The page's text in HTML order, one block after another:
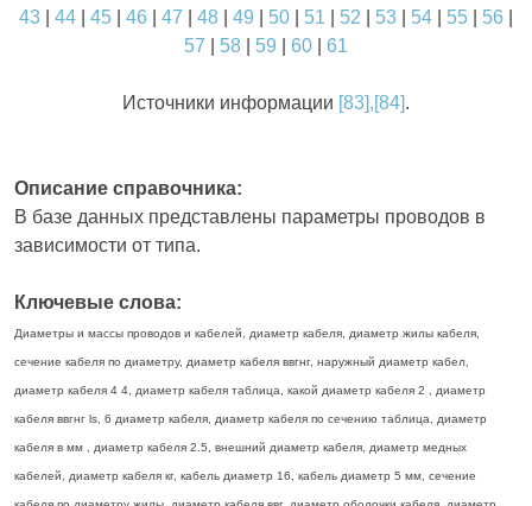
43 44 45 46 47 48 49 50 51 52 53 54 55 56
57
58 59 60 61
Источники информации [83],[84].
Описание справочника:
В базе данных представлены параметры проводов в
зависимости от типа.
Ключевые слова:
Диаметры и массы проводов и кабелей, диаметр кабеля, диаметр жилы кабеля,
сечение кабеля по диаметру, диаметр кабеля ввгнг, наружный диаметр кабел,
диаметр кабеля 4 4, диаметр кабеля таблица, какой диаметр кабеля 2 , диаметр
кабеля ввгнг ls, 6 диаметр кабеля, диаметр кабеля по сечению таблица, диаметр
кабеля в мм , диаметр кабеля 2.5, внешний диаметр кабеля, диаметр медных
кабелей, диаметр кабеля кг, кабель диаметр 16, кабель диаметр 5 мм, сечение